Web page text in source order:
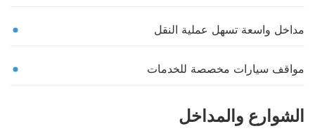
مداخل واسعة تسهل عملية النقل
مواقف سيارات مخصصة للخدمات
الشوارع والمداخل